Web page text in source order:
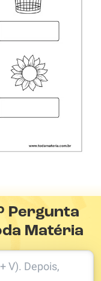
Pergunta
Matéria
V). Depois,